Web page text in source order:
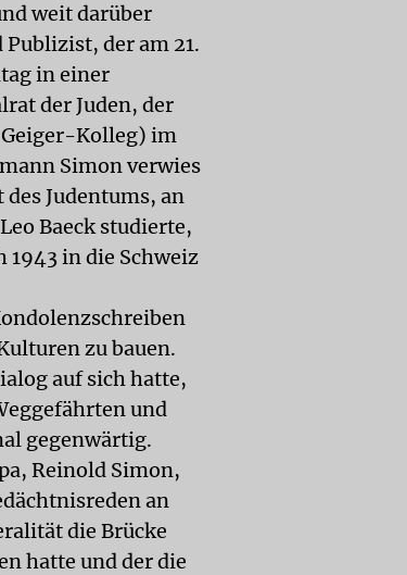
weit darüber
der am 21.
in einer
der Juden, der
Kolleg) im
Simon verwies
Judentums, an
Baeck studierte,
1943 in die Schweiz
zu bauen.
auf sich hatte,
und
gegenwärtig.
Reinold Simon,
an
die Brücke
hatte und der die